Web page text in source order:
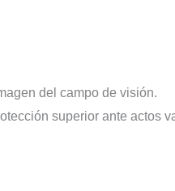
del campo de visión.
superior ante actos